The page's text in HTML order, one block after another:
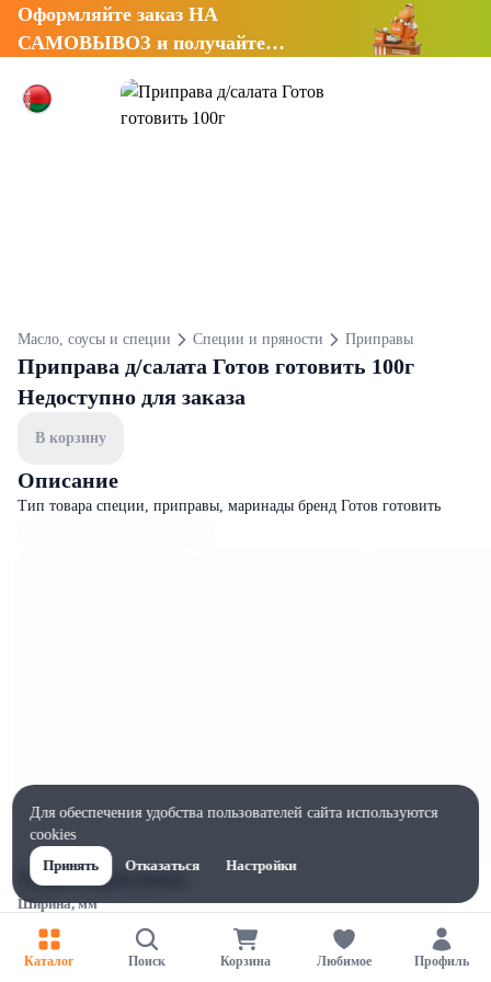
Оформляйте заказ НА
САМОВЫВОЗ и получайте
Масло, соусы и специи Специи и пряности Приправы
Приправа д/салата Готов готовить 100г
Недоступно для заказа
В корзину
Описание
Тип товара специи, приправы, маринады бренд Готов готовить
Характеристики
Ширина, мм
120
Высота, мм
Каталог Поиск Корзина Любимое Профиль
Для обеспечения удобства пользователей сайта используются
cookies
Принять
Отказаться Настройки